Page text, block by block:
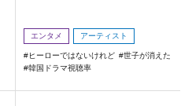
エンタメ アーティスト
ヒーローではないけれど
世子が消えた
韓国ドラマ視聴率